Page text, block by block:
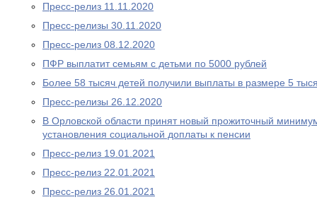
Пресс-релиз 11.11.2020
Пресс-релизы 30.11.2020
Пресс-релиз 08.12.2020
ПФР выплатит семьям с детьми по 5000 рублей
Более 58 тысяч детей получили выплаты в размере 5
Пресс-релизы 26.12.2020
В Орловской области принят новый прожиточный
установления социальной доплаты к пенсии
Пресс-релиз 19.01.2021
Пресс-релиз 22.01.2021
Пресс-релиз 26.01.2021